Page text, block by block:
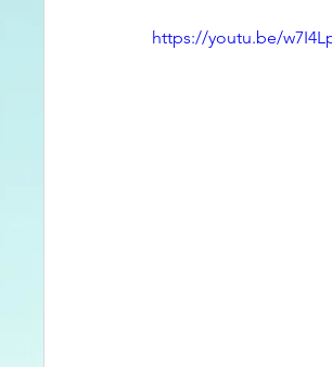
https://youtu.be/